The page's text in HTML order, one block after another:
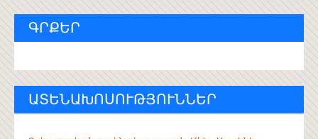
ԳՐՔԵՐ
ԱՏԵՆԱԽՈՍՈՒԹՅՈՒՆՆԵՐ